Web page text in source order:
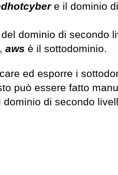
e il dominio
dominio di secondo
aws è il sottodominio.
ed esporre i
può essere fatto
di secondo